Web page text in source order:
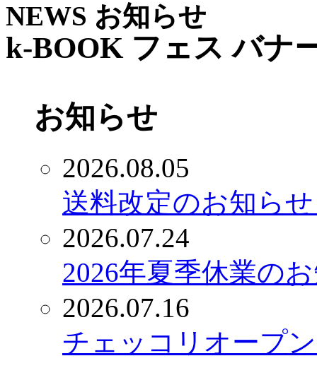
NEWS お知らせ
k-BOOK フェス バナ
お知らせ
2026.08.05
送料改定のお知ら
2026.07.24
2026年夏季休業の
2026.07.16
チェッコリオープ